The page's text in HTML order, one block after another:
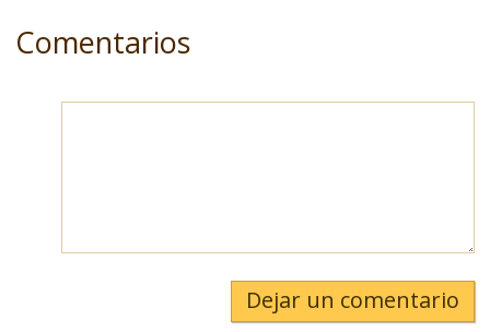
Comentarios
Dejar un comentario